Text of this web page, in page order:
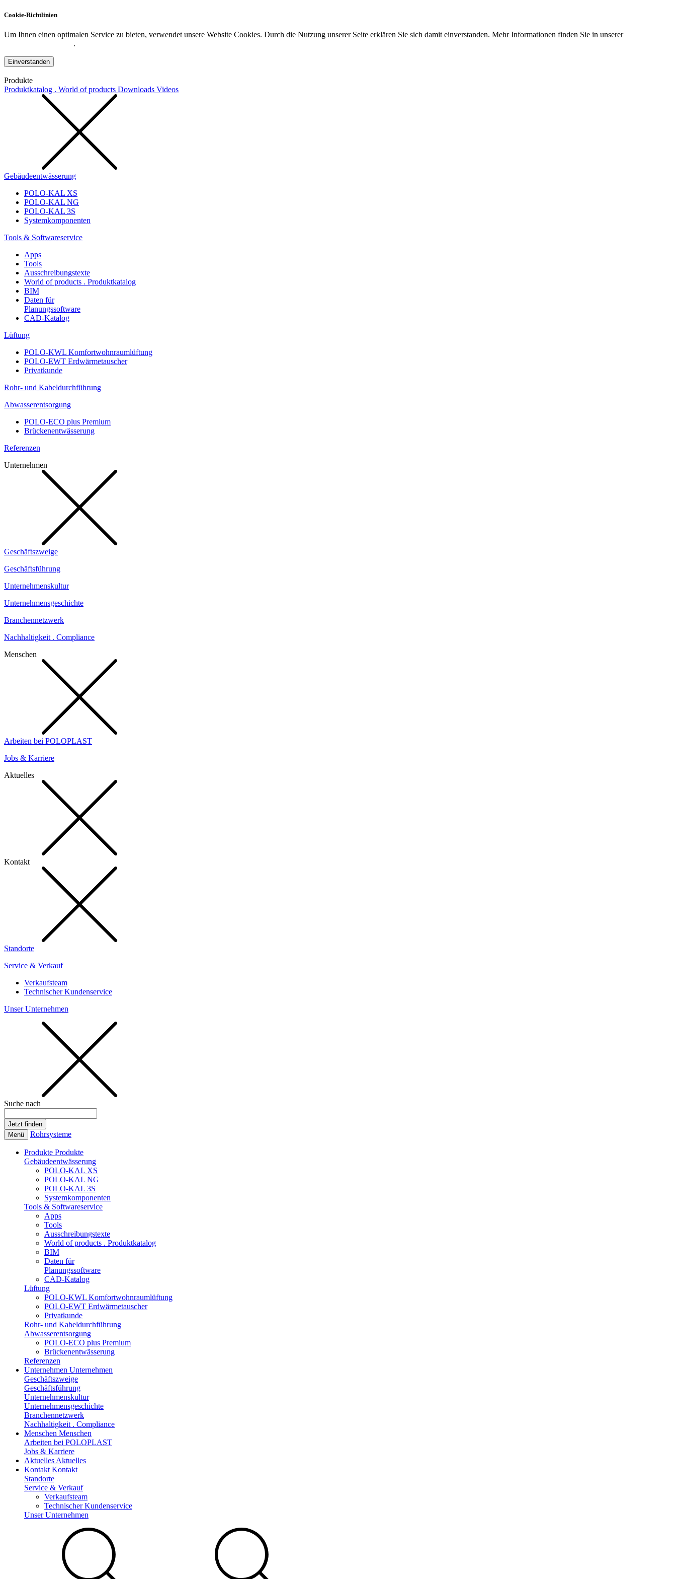
Cookie-Richtlinien
Um Ihnen einen optimalen Service zu bieten, verwendet unsere Website Cookies. Durch die Nutzung unserer Seite erklären Sie sich damit einverstanden. Mehr Informationen finden Sie in unserer
.
Einverstanden
Produkte
Produktkatalog . World of products Downloads Videos
Gebäudeentwässerung
POLO-KAL XS
POLO-KAL NG
POLO-KAL 3S
Systemkomponenten
Tools & Softwareservice
Apps
Tools
Ausschreibungstexte
World of products . Produktkatalog
BIM
Daten für
Planungssoftware
CAD-Katalog
Lüftung
POLO-KWL Komfortwohnraumlüftung
POLO-EWT Erdwärmetauscher
Privatkunde
Rohr- und Kabeldurchführung
Abwasserentsorgung
POLO-ECO plus Premium
Brückenentwässerung
Referenzen
Unternehmen
Geschäftszweige
Geschäftsführung
Unternehmenskultur
Unternehmensgeschichte
Branchennetzwerk
Nachhaltigkeit . Compliance
Menschen
Arbeiten bei POLOPLAST
Jobs & Karriere
Aktuelles
Kontakt
Standorte
Service & Verkauf
Verkaufsteam
Technischer Kundenservice
Unser Unternehmen
Suche nach
Menü Rohrsysteme
Produkte Produkte
Gebäudeentwässerung
POLO-KAL XS
POLO-KAL NG
POLO-KAL 3S
Systemkomponenten
Tools & Softwareservice
Apps
Tools
Ausschreibungstexte
World of products . Produktkatalog
BIM
Daten für
Planungssoftware
CAD-Katalog
Lüftung
POLO-KWL Komfortwohnraumlüftung
POLO-EWT Erdwärmetauscher
Privatkunde
Rohr- und Kabeldurchführung
Abwasserentsorgung
POLO-ECO plus Premium
Brückenentwässerung
Referenzen
Unternehmen Unternehmen
Geschäftszweige
Geschäftsführung
Unternehmenskultur
Unternehmensgeschichte
Branchennetzwerk
Nachhaltigkeit . Compliance
Menschen Menschen
Arbeiten bei POLOPLAST
Jobs & Karriere
Aktuelles Aktuelles
Kontakt Kontakt
Standorte
Service & Verkauf
Verkaufsteam
Technischer Kundenservice
Unser Unternehmen